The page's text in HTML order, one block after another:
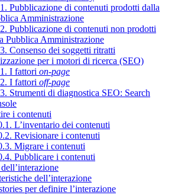
Pubblicazione di contenuti prodotti dalla
Amministrazione
Pubblicazione di contenuti non prodotti
Pubblica Amministrazione
Consenso dei soggetti ritratti
per i motori di ricerca (SEO)
I fattori on-page
I fattori off-page
Strumenti di diagnostica SEO: Search
i contenuti
L’inventario dei contenuti
Revisionare i contenuti
Migrare i contenuti
Pubblicare i contenuti
dell’interazione
per definire l’interazione